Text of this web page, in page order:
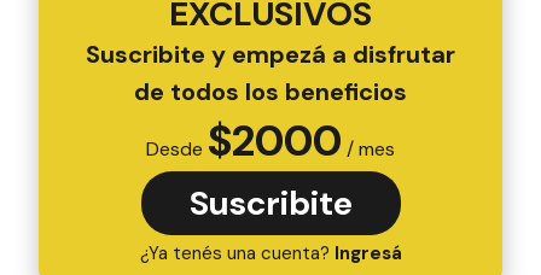
EXCLUSIVOS
Suscribite y empezá a disfrutar
de todos los beneficios
Desde $2000 / mes
Suscribite
¿Ya tenés una cuenta? Ingresá